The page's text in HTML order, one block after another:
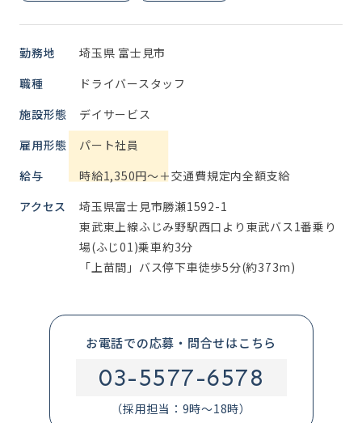
勤務地
埼玉県 富士見市
職種
ドライバースタッフ
施設形態
デイサービス
雇用形態
パート社員
給与
時給1,350円～＋交通費規定内全額支給
アクセス
埼玉県富士見市勝瀬1592-1
東武東上線ふじみ野駅西口より東武バス1番乗り
場(ふじ01)乗車約3分
「上苗間」バス停下車徒歩5分(約373m)
お電話での応募・問合せはこちら
03-5577-6578
（採用担当：9時～18時）